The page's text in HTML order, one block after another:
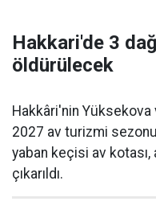
Hakkari'de 3
öldürülecek
Hakkâri'nin
2027 av turizmi
yaban keçisi av
çıkarıldı.